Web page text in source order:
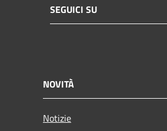
SEGUICI SU
NOVITÀ
Notizie